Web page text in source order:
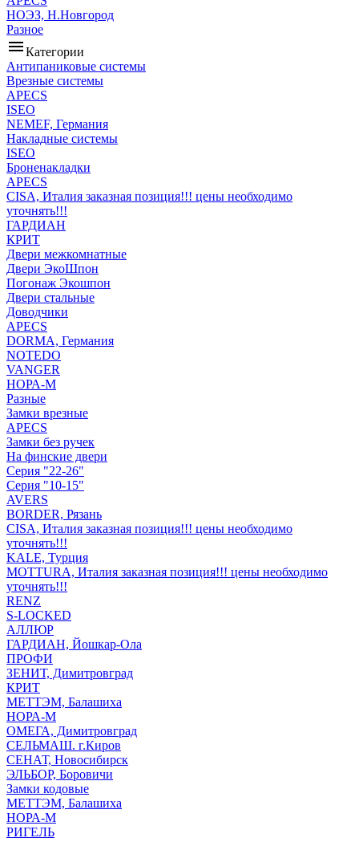
НОЭЗ, Н.Новгород
Разное
menuКатегории
Антипаниковые системы
Врезные системы
APECS
ISEO
NEMEF, Германия
Накладные системы
ISEO
Броненакладки
APECS
CISA, Италия заказная позиция!!! цены необходимо
уточнять!!!
ГАРДИАН
КРИТ
Двери межкомнатные
Двери ЭкоШпон
Погонаж Экошпон
Двери стальные
Доводчики
APECS
DORMA, Германия
NOTEDO
VANGER
НОРА-М
Разные
Замки врезные
APECS
Замки без ручек
На финские двери
Серия "22-26"
Серия "10-15"
AVERS
BORDER, Рязань
CISA, Италия заказная позиция!!! цены необходимо
уточнять!!!
KALE, Турция
MOTTURA, Италия заказная позиция!!! цены необходимо
уточнять!!!
RENZ
S-LOCKED
АЛЛЮР
ГАРДИАН, Йошкар-Ола
ПРОФИ
ЗЕНИТ, Димитровград
КРИТ
МЕТТЭМ, Балашиха
НОРА-М
ОМЕГА, Димитровград
СЕЛЬМАШ. г.Киров
СЕНАТ, Новосибирск
ЭЛЬБОР, Боровичи
Замки кодовые
МЕТТЭМ, Балашиха
НОРА-М
РИГЕЛЬ